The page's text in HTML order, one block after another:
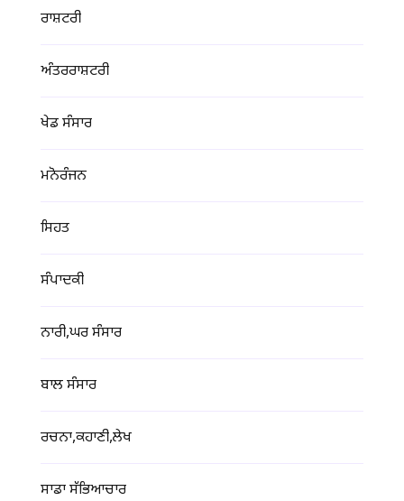
ਰਾਸ਼ਟਰੀ
ਅੰਤਰਰਾਸ਼ਟਰੀ
ਖੇਡ ਸੰਸਾਰ
ਮਨੋਰੰਜਨ
ਸਿਹਤ
ਸੰਪਾਦਕੀ
ਨਾਰੀ,ਘਰ ਸੰਸਾਰ
ਬਾਲ ਸੰਸਾਰ
ਰਚਨਾ,ਕਹਾਣੀ,ਲੇਖ
ਸਾਡਾ ਸੱਭਿਆਚਾਰ